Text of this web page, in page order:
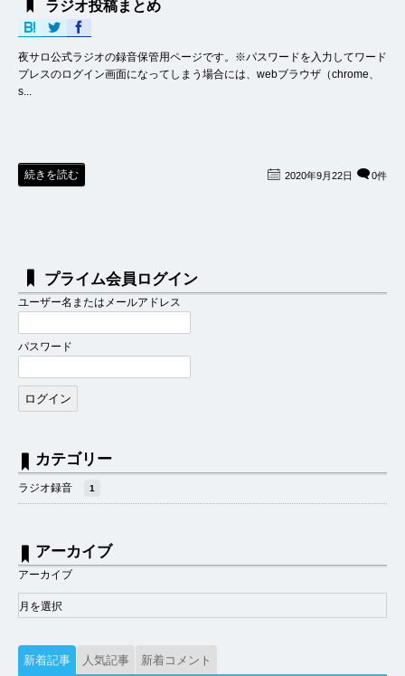
ラジオ投稿まとめ
夜サロ公式ラジオの録音保管用ページです。※パスワードを入力してワード
プレスのログイン画面になってしまう場合には、webブラウザ（chrome、
s...
続きを読む 2020年9月22日 0件
プライム会員ログイン
ユーザー名またはメールアドレス
パスワード
カテゴリー
ラジオ録音 1
アーカイブ
アーカイブ
新着記事 人気記事 新着コメント